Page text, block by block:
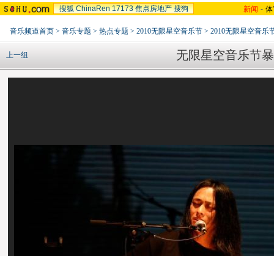
搜狐 ChinaRen 17173 焦点房地产 搜狗 新闻 -
音乐频道首页 > 音乐专题 > 热点专题 > 2010无限星空音乐节 > 2010无限星空音乐
无限星空音乐节
上一组